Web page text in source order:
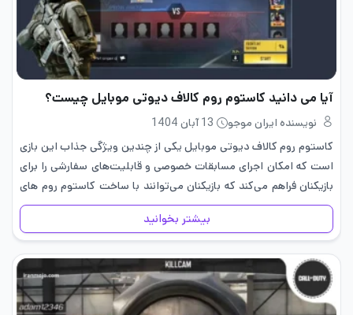
آیا می دانید کاستوم روم کالاف دیوتی موبایل چیست؟
نویسنده ایران موجو
13 آبان 1404
کاستوم روم کالاف دیوتی موبایل یکی از چندین ویژگی جذاب این بازی
است که امکان اجرای مسابقات خصوصی و قابلیت‌های سفارشی را برای
بازیکنان فراهم می‌کند که بازیکنان می‌توانند با ساخت کاستوم روم های
کالاف دیوتی موبایل، دوستان خود را…
بیشتر بخوانید